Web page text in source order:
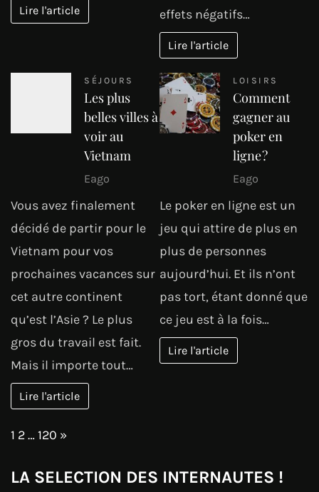
Lire l'article
effets négatifs…
Lire l'article
SÉJOURS
Les plus
belles villes à
voir au
Vietnam
Eago
Vous avez finalement
décidé de partir pour le
Vietnam pour vos
prochaines vacances sur
cet autre continent
qu’est l’Asie ? Le plus
gros du travail est fait.
Mais il importe tout…
Lire l'article
LOISIRS
Comment
gagner au
poker en
ligne ?
Eago
Le poker en ligne est un
jeu qui attire de plus en
plus de personnes
aujourd’hui. Et ils n’ont
pas tort, étant donné que
ce jeu est à la fois…
Lire l'article
Page:
1 2…120 Next
»
LA SELECTION DES INTERNAUTES !